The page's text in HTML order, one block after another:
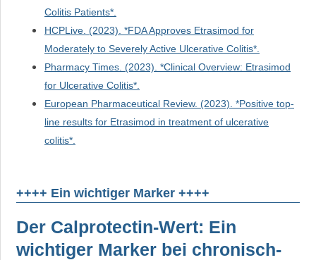
Colitis Patients*.
HCPLive. (2023). *FDA Approves Etrasimod for
Moderately to Severely Active Ulcerative Colitis*.
Pharmacy Times. (2023). *Clinical Overview: Etrasimod
for Ulcerative Colitis*.
European Pharmaceutical Review. (2023). *Positive top-
line results for Etrasimod in treatment of ulcerative
colitis*.
++++ Ein wichtiger Marker ++++
Der Calprotectin-Wert: Ein
wichtiger Marker bei chronisch-